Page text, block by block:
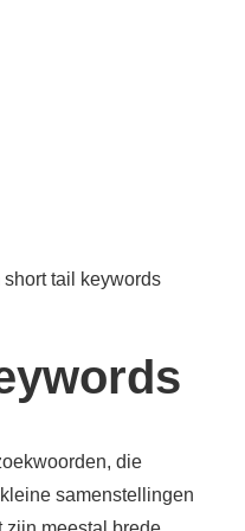
die
samenstellingen